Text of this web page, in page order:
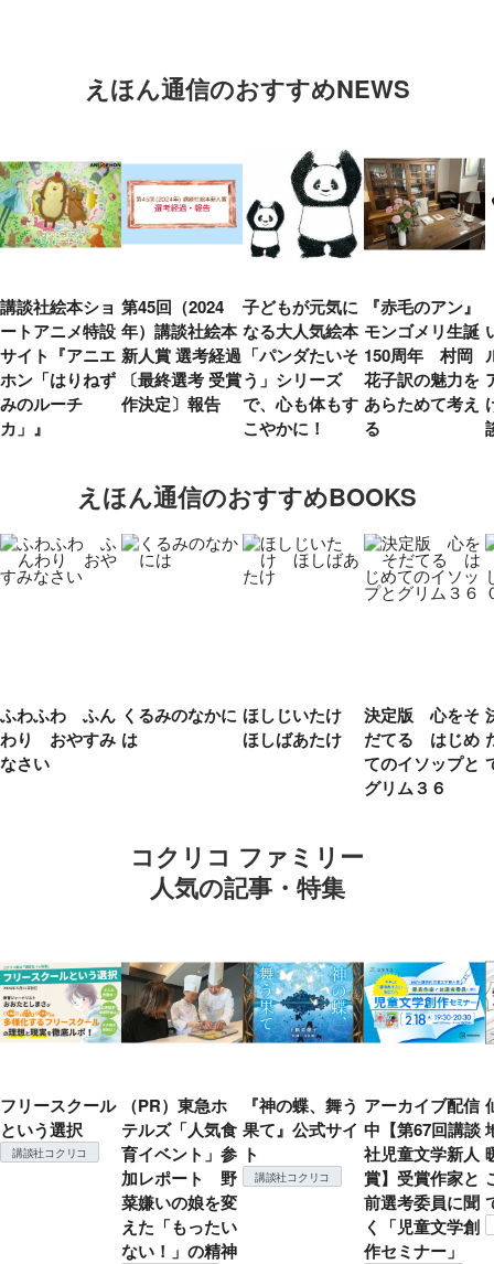
えほん通信のおすすめNEWS
講談社絵本ショ
ートアニメ特設
サイト『アニエ
ホン「はりねず
みのルーチ
カ」』
第45回（2024
年）講談社絵本
新人賞 選考経過
〔最終選考 受賞
作決定〕報告
子どもが元気に
なる大人気絵本
「パンダたいそ
う」シリーズ
で、心も体もす
こやかに！
『赤毛のアン』
モンゴメリ生誕
150周年 村岡
花子訳の魅力を
あらためて考え
る
えほん通信のおすすめBOOKS
ふわふわ ふん
わり おやすみ
なさい
くるみのなかに
は
ほしじいたけ
ほしばあたけ
決定版 心をそ
だてる はじめ
てのイソップと
グリム３６
コクリコ ファミリー
人気の記事・特集
フリースクール
という選択
講談社コクリコ
（PR）東急ホ
テルズ「人気食
育イベント」参
加レポート 野
菜嫌いの娘を変
えた「もったい
ない！」の精神
『神の蝶、舞う
果て』公式サイ
ト
講談社コクリコ
アーカイブ配信
中【第67回講談
社児童文学新人
賞】受賞作家と
前選考委員に聞
く「児童文学創
作セミナー」